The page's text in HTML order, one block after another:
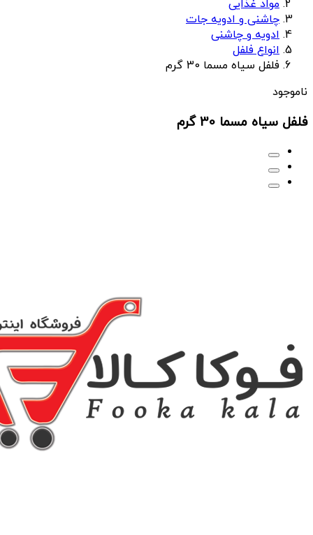
مواد غذایی
چاشنی و ادویه جات
ادویه و چاشنی
انواع فلفل
فلفل سیاه مسما 30 گرم
ناموجود
فلفل سیاه مسما 30 گرم